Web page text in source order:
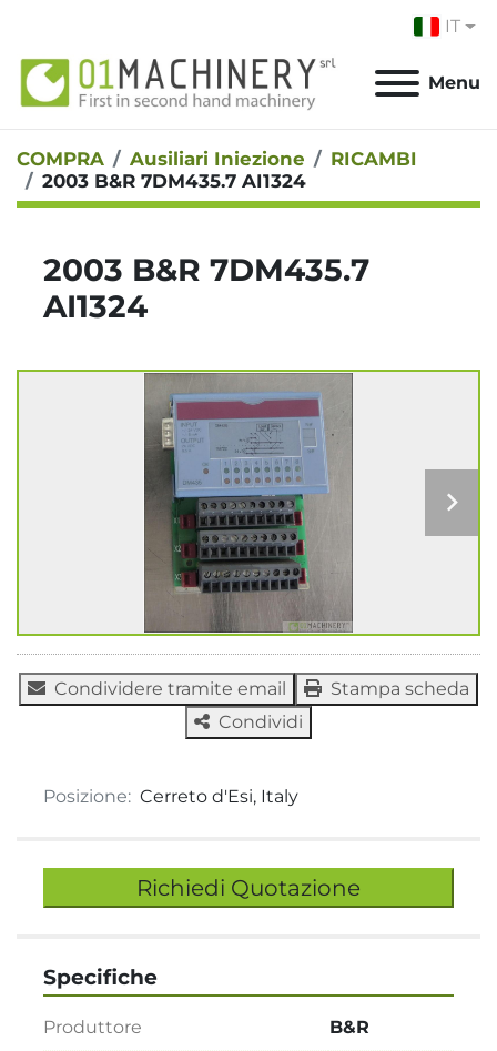
IT
Menu
COMPRA Ausiliari Iniezione
RICAMBI
2003 B&R 7DM435.7 AI1324
2003 B&R 7DM435.7
AI1324
Condividere tramite email
Stampa scheda
Condividi
Posizione: Cerreto d'Esi, Italy
Richiedi Quotazione
Specifiche
Produttore B&R